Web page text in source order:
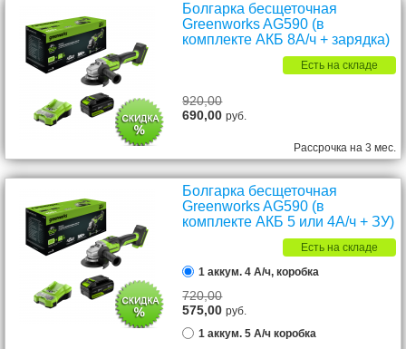
Болгарка бесщеточная
Greenworks AG590 (в
комплекте АКБ 8А/ч + зарядка)
Есть на складе
920,00
690,00руб.
Рассрочка на 3 мес.
Болгарка бесщеточная
Greenworks AG590 (в
комплекте АКБ 5 или 4А/ч + ЗУ)
Есть на складе
1 аккум. 4 А/ч, коробка
720,00
575,00руб.
1 аккум. 5 А/ч коробка